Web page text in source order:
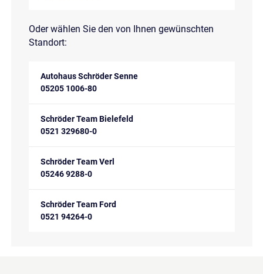
Oder wählen Sie den von Ihnen gewünschten
Standort:
Autohaus Schröder Senne
05205 1006-80
Schröder Team Bielefeld
0521 329680-0
Schröder Team Verl
05246 9288-0
Schröder Team Ford
0521 94264-0